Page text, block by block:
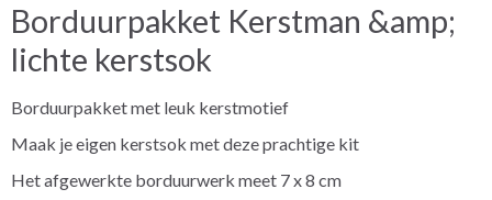
Borduurpakket Kerstman &amp;
lichte kerstsok
Borduurpakket met leuk kerstmotief
Maak je eigen kerstsok met deze prachtige kit
Het afgewerkte borduurwerk meet 7 x 8 cm